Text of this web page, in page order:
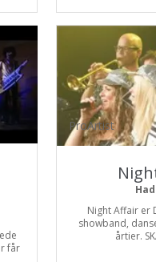
får
ProArtist
Night Affair er
showband,
årtier.